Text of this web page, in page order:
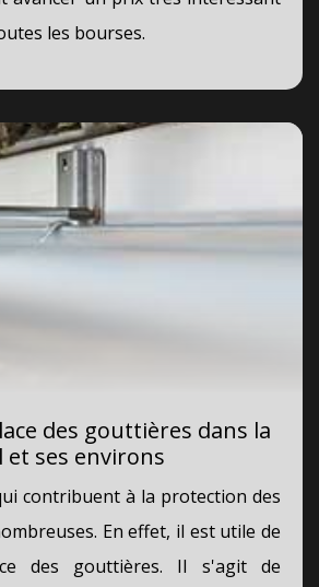
les bourses.
des gouttières dans la
et ses environs
contribuent à la protection des
En effet, il est utile de
des gouttières. Il s'agit de